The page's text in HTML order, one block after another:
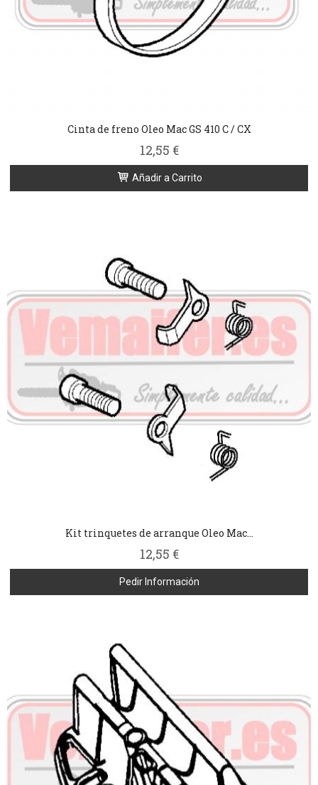
Cinta de freno Oleo Mac GS 410 C / CX
12,55 €
Añadir a Carrito
Kit trinquetes de arranque Oleo Mac...
12,55 €
Pedir Información